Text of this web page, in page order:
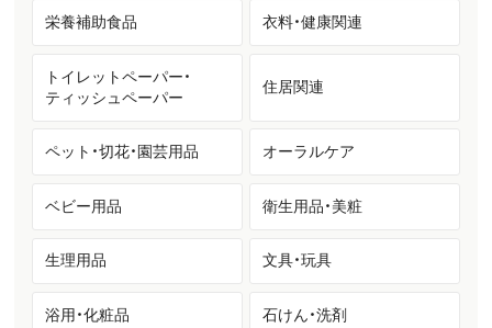
栄養補助食品 衣料・健康関連
トイレットペーパー・
ティッシュペーパー
住居関連
ペット・切花・園芸用品 オーラルケア
ベビー用品 衛生用品・美粧
生理用品 文具・玩具
浴用・化粧品 石けん・洗剤